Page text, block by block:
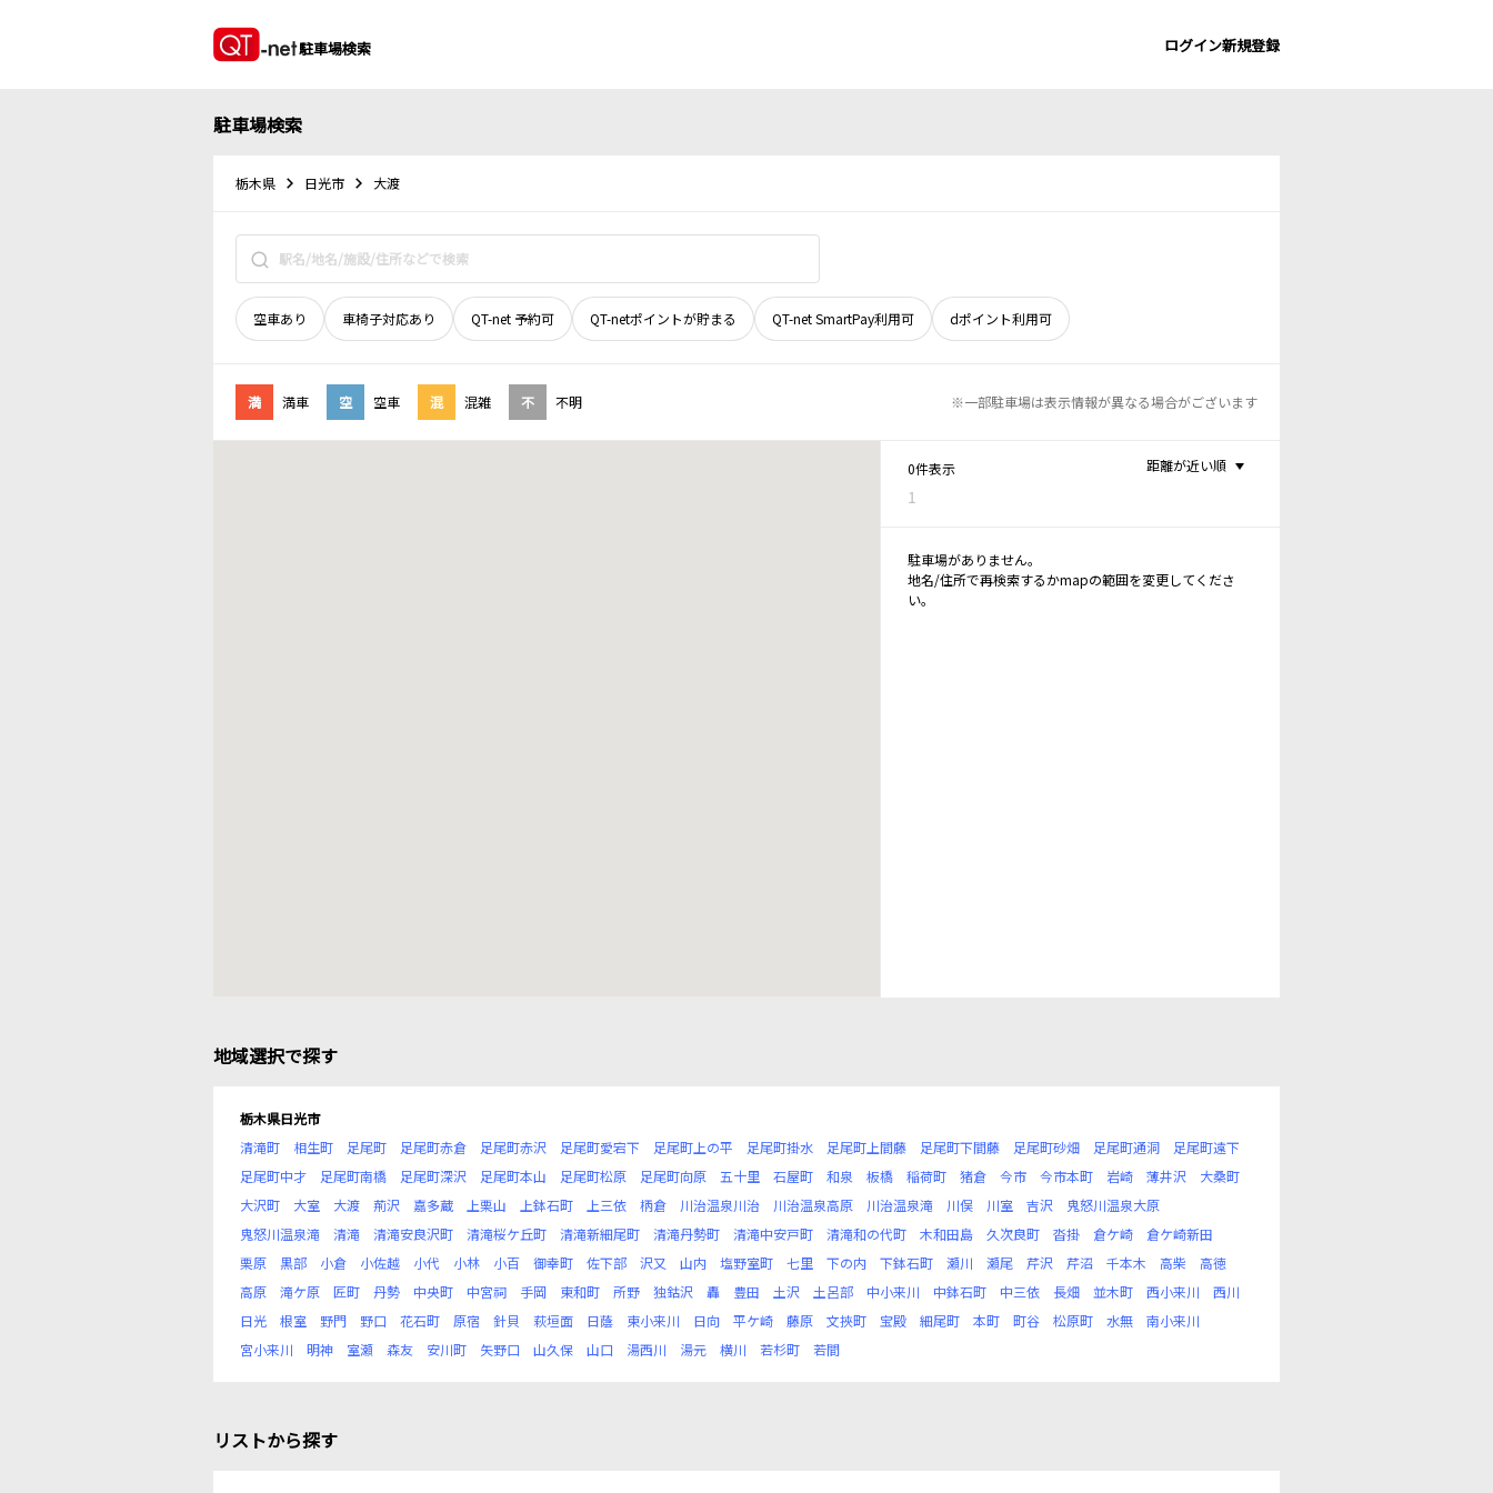
駐車場検索 ログイン新規登録
駐車場検索
栃木県 日光市 大渡
空車あり 車椅子対応あり QT-net 予約可 QT-netポイントが貯まる QT-net SmartPay利用可 dポイント利用可
満 満車 空 空車 混 混雑 不 不明 ※一部駐車場は表示情報が異なる場合がございます
0件表示
1
距離が近い順
駐車場がありません。
地名/住所で再検索するかmapの範囲を変更してくださ
い。
地域選択で探す
栃木県日光市
清滝町
相生町 足尾町 足尾町赤倉 足尾町赤沢 足尾町愛宕下 足尾町上の平 足尾町掛水 足尾町上間藤 足尾町下間藤 足尾町砂畑 足尾町通洞
足尾町遠下
足尾町中才
足尾町南橋 足尾町深沢 足尾町本山 足尾町松原 足尾町向原 五十里 石屋町 和泉 板橋 稲荷町 猪倉 今市 今市本町 岩崎 薄井沢
大桑町
大沢町
大室 大渡 荊沢 嘉多蔵 上栗山 上鉢石町 上三依 柄倉 川治温泉川治 川治温泉高原 川治温泉滝 川俣 川室 吉沢
鬼怒川温泉大原
鬼怒川温泉滝
清滝 清滝安良沢町 清滝桜ケ丘町 清滝新細尾町 清滝丹勢町 清滝中安戸町 清滝和の代町 木和田島 久次良町 沓掛 倉ケ崎
倉ケ崎新田
栗原
黒部 小倉 小佐越 小代 小林 小百 御幸町 佐下部 沢又 山内 塩野室町 七里 下の内 下鉢石町 瀬川 瀬尾 芹沢 芹沼 千本木 高柴
高徳
高原
滝ケ原 匠町 丹勢 中央町 中宮祠 手岡 東和町 所野 独鈷沢 轟 豊田 土沢 土呂部 中小来川 中鉢石町 中三依 長畑 並木町 西小来川
西川
日光
根室 野門 野口 花石町 原宿 針貝 萩垣面 日蔭 東小来川 日向 平ケ崎 藤原 文挾町 宝殿 細尾町 本町 町谷 松原町 水無
南小来川
宮小来川
明神 室瀬 森友 安川町 矢野口 山久保 山口 湯西川 湯元 横川 若杉町 若間
リストから探す